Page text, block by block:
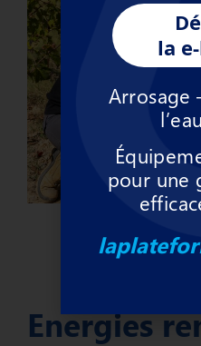
Energies
la
Arrosage
pour une